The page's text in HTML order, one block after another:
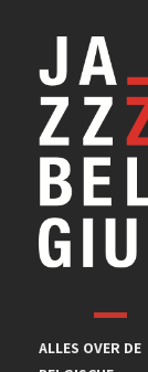
ALLES OVER DE